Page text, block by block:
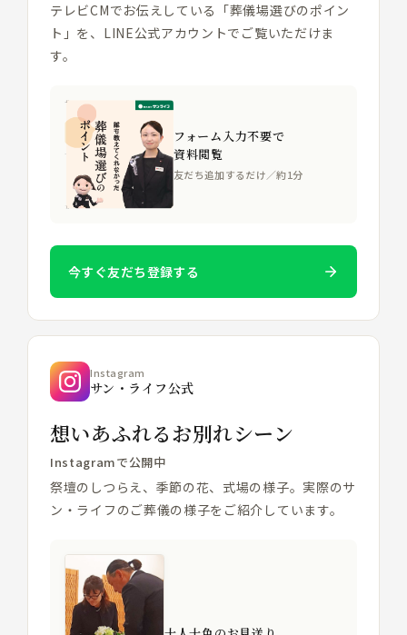
テレビCMでお伝えしている「葬儀場選びのポイン
ト」を、LINE公式アカウントでご覧いただけま
す。
フォーム入力不要で
資料閲覧
友だち追加するだけ／約1分
今すぐ友だち登録する
Instagram
サン・ライフ公式
想いあふれるお別れシーン
Instagramで公開中
祭壇のしつらえ、季節の花、式場の様子。実際のサ
ン・ライフのご葬儀の様子をご紹介しています。